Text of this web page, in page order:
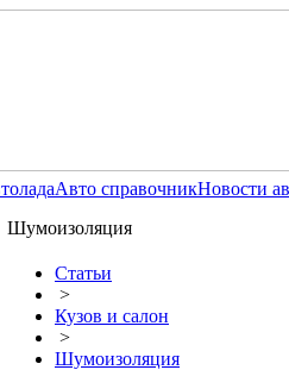
Авто справочникНовости
Шумоизоляция
Статьи
>
Кузов и салон
>
Шумоизоляция